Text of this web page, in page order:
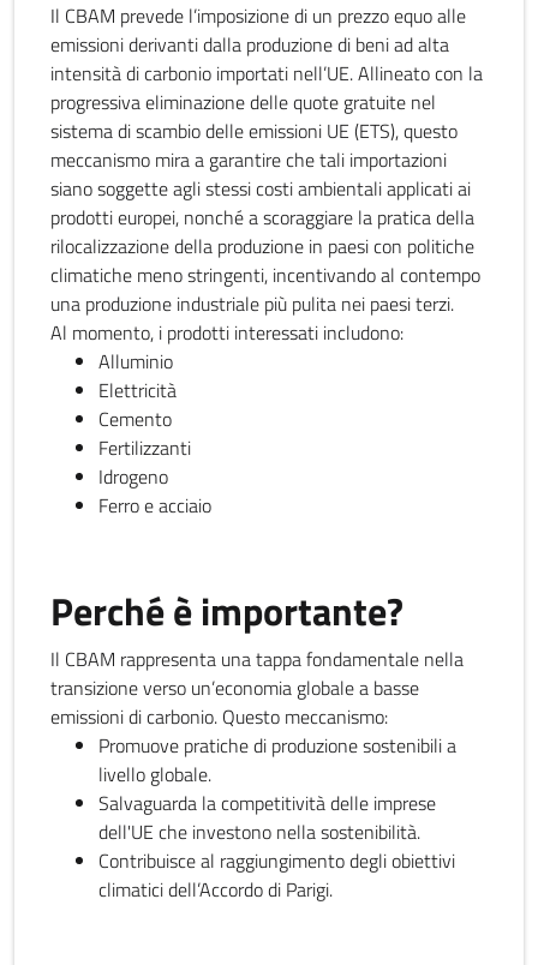
Il CBAM prevede l’imposizione di un prezzo equo alle
emissioni derivanti dalla produzione di beni ad alta
intensità di carbonio importati nell’UE. Allineato con la
progressiva eliminazione delle quote gratuite nel
sistema di scambio delle emissioni UE (ETS), questo
meccanismo mira a garantire che tali importazioni
siano soggette agli stessi costi ambientali applicati ai
prodotti europei, nonché a scoraggiare la pratica della
rilocalizzazione della produzione in paesi con politiche
climatiche meno stringenti, incentivando al contempo
una produzione industriale più pulita nei paesi terzi.
Al momento, i prodotti interessati includono:
Alluminio
Elettricità
Cemento
Fertilizzanti
Idrogeno
Ferro e acciaio
Perché è importante?
Il CBAM rappresenta una tappa fondamentale nella
transizione verso un’economia globale a basse
emissioni di carbonio. Questo meccanismo:
Promuove pratiche di produzione sostenibili a
livello globale.
Salvaguarda la competitività delle imprese
dell'UE che investono nella sostenibilità.
Contribuisce al raggiungimento degli obiettivi
climatici dell’Accordo di Parigi.